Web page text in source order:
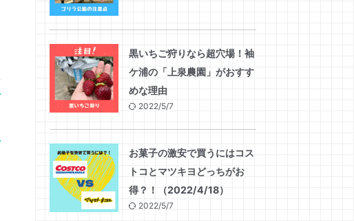
黒いちご狩りなら超穴場！袖
ケ浦の「上泉農園」がおすす
めな理由
2022/5/7
お菓子の激安で買うにはコス
トコとマツキヨどっちがお
得？！（2022/4/18）
2022/5/7